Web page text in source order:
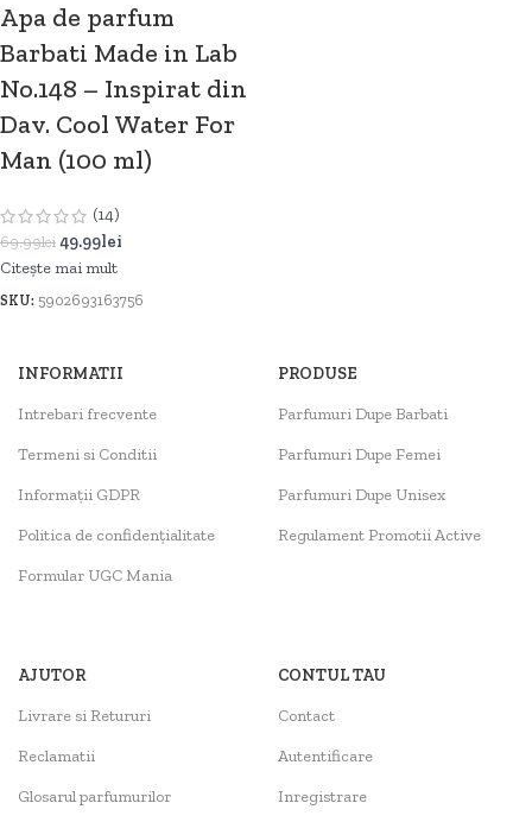
Apa de parfum
Barbati Made in Lab
No.148 – Inspirat din
Dav. Cool Water For
Man (100 ml)
(14)
69.99lei 49.99lei
Citește mai mult
SKU: 5902693163756
INFORMATII
Intrebari frecvente
Termeni si Conditii
Informații GDPR
Politica de confidențialitate
Formular UGC Mania
PRODUSE
Parfumuri Dupe Barbati
Parfumuri Dupe Femei
Parfumuri Dupe Unisex
Regulament Promotii Active
AJUTOR
Livrare si Retururi
Reclamatii
Glosarul parfumurilor
CONTUL TAU
Contact
Autentificare
Inregistrare